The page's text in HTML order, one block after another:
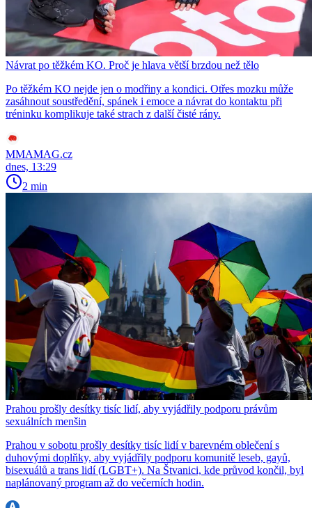
Návrat po těžkém KO. Proč je hlava větší brzdou než tělo
Po těžkém KO nejde jen o modřiny a kondici. Otřes mozku může
zasáhnout soustředění, spánek i emoce a návrat do kontaktu při
tréninku komplikuje také strach z další čisté rány.
MMAMAG.cz
dnes, 13:29
2 min
Prahou prošly desítky tisíc lidí, aby vyjádřily podporu právům
sexuálních menšin
Prahou v sobotu prošly desítky tisíc lidí v barevném oblečení s
duhovými doplňky, aby vyjádřily podporu komunitě leseb, gayů,
bisexuálů a trans lidí (LGBT+). Na Štvanici, kde průvod končil, byl
naplánovaný program až do večerních hodin.